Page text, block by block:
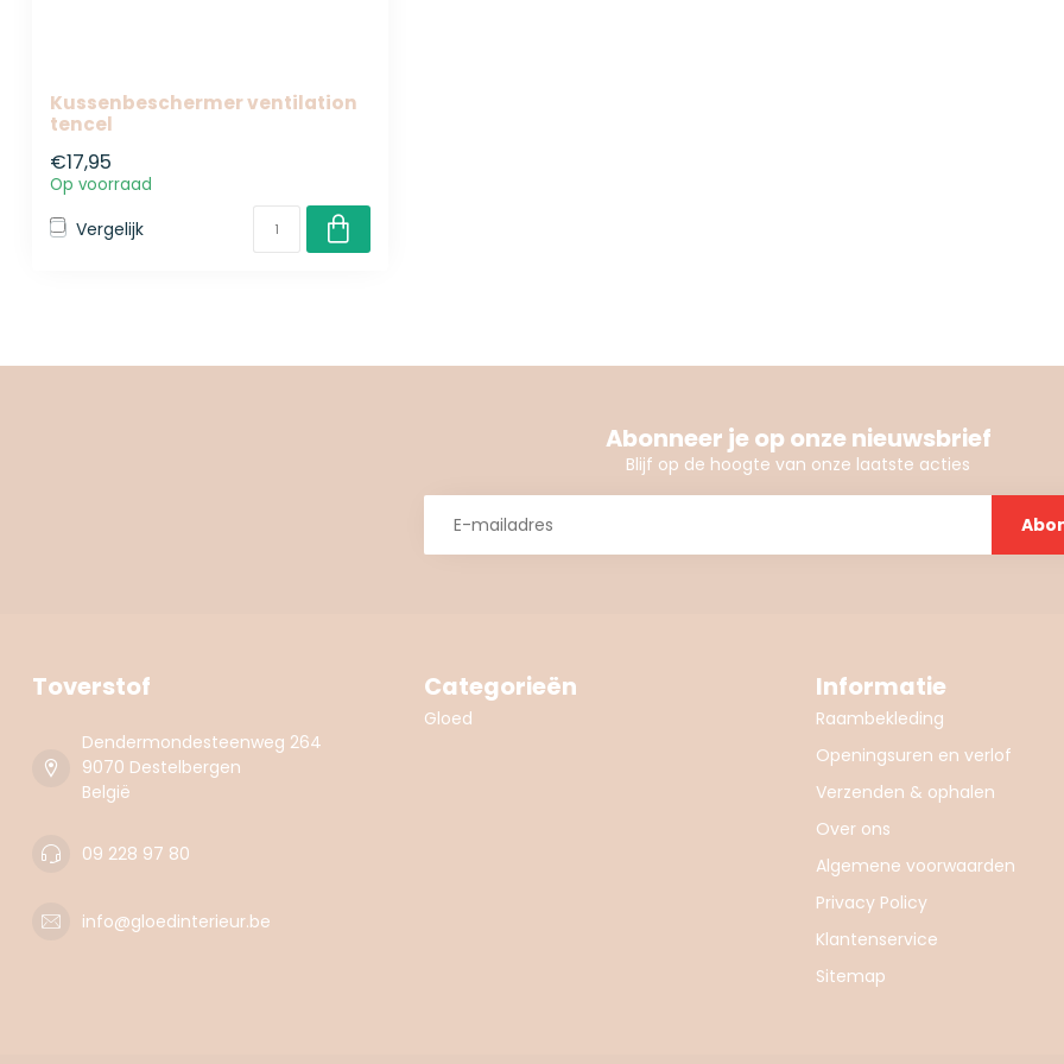
Kussenbeschermer ventilation
tencel
€17,95
Op voorraad
Vergelijk
Abonneer je op onze nieuwsbrief
Blijf op de hoogte van onze laatste acties
Toverstof
Dendermondesteenweg 264
9070 Destelbergen
België
09 228 97 80
info@gloedinterieur.be
Categorieën
Gloed
Informatie
Raambekleding
Openingsuren en verlof
Verzenden & ophalen
Over ons
Algemene voorwaarden
Privacy Policy
Klantenservice
Sitemap